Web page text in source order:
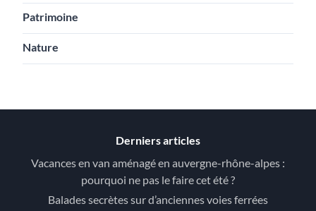
Patrimoine
Nature
Derniers articles
Vacances en van aménagé en auvergne-rhône-alpes :
pourquoi ne pas le faire cet été ?
Balades secrètes sur d’anciennes voies ferrées